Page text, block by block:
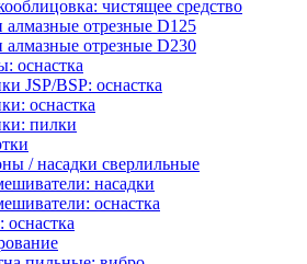
чистящее средство
алмазные отрезные D125
алмазные отрезные D230
оснастка
JSP/BSP: оснастка
оснастка
пилки
/ насадки сверлильные
насадки
оснастка